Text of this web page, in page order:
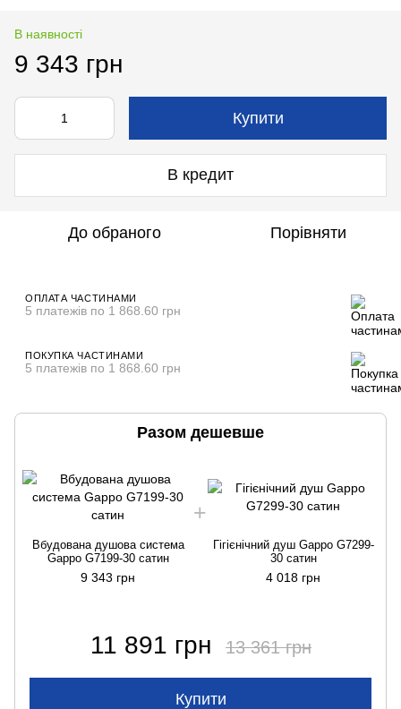
В наявності
9 343 грн
Купити
В кредит
До обраного Порівняти
ОПЛАТА ЧАСТИНАМИ
5 платежів по 1 868.60 грн
ПОКУПКА ЧАСТИНАМИ
5 платежів по 1 868.60 грн
Разом дешевше
Вбудована душова система
Gappo G7199-30 сатин
9 343 грн
Гігієнічний душ Gappo G7299-
30 cатин
4 018 грн
11 891 грн 13 361 грн
Купити